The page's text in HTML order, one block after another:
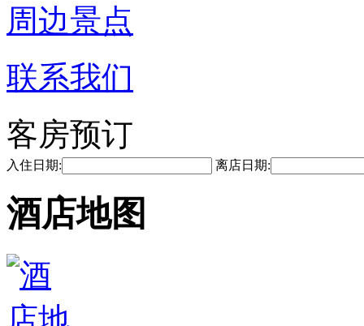
周边景点
联系我们
客房预订
入住日期: 离店日期:
酒店地图